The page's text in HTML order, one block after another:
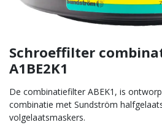
Schroeffilter
A1BE2K1
De combinatiefilter ABEK1, is
combinatie met Sundström
volgelaatsmaskers.